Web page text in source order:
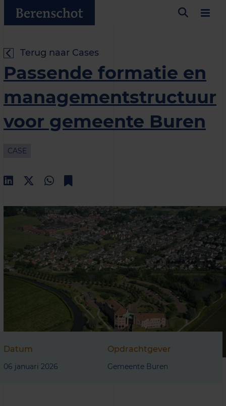
Terug naar Cases
Passende formatie en
managementstructuur
voor gemeente Buren
CASE
Datum
06 januari 2026
Opdrachtgever
Gemeente Buren